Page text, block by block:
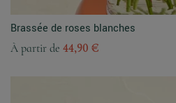
Brassée de roses blanches
À partir de 44,90 €